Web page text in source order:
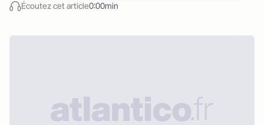
Écoutez cet article0:00min